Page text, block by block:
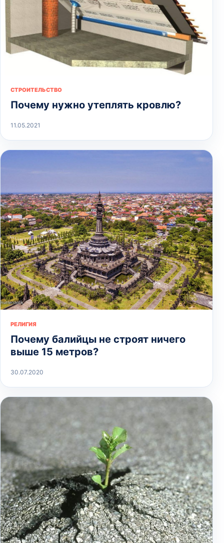
СТРОИТЕЛЬСТВО
Почему нужно утеплять кровлю?
11.05.2021
РЕЛИГИЯ
Почему балийцы не строят ничего
выше 15 метров?
30.07.2020